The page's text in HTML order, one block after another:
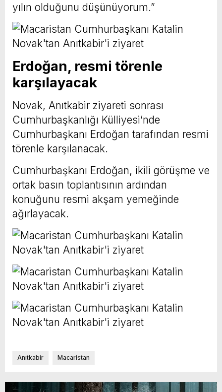
yılın olduğunu düşünüyorum.”
Erdoğan, resmi törenle
karşılayacak
Novak, Anıtkabir ziyareti sonrası
Cumhurbaşkanlığı Külliyesi’nde
Cumhurbaşkanı Erdoğan tarafından resmi
törenle karşılanacak.
Cumhurbaşkanı Erdoğan, ikili görüşme ve
ortak basın toplantısının ardından
konuğunu resmi akşam yemeğinde
ağırlayacak.
Anıtkabir Macaristan